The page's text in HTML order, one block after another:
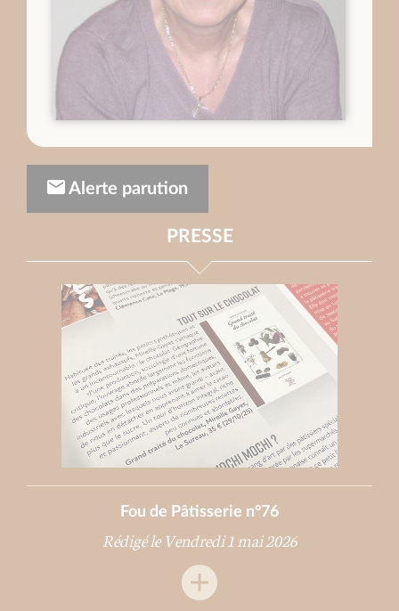
Alerte parution
PRESSE
Fou de Pâtisserie n°76
Rédigé le Vendredi 1 mai 2026